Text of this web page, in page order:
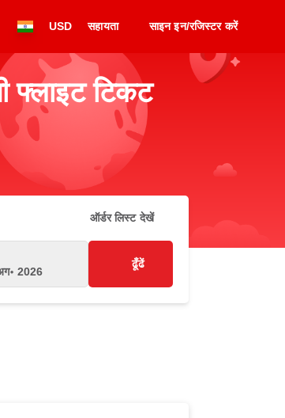
USD सहायता साइन इन/रजिस्टर करें
फ्लाइट टिकट
ऑर्डर लिस्ट देखें
2026
ढूँढें